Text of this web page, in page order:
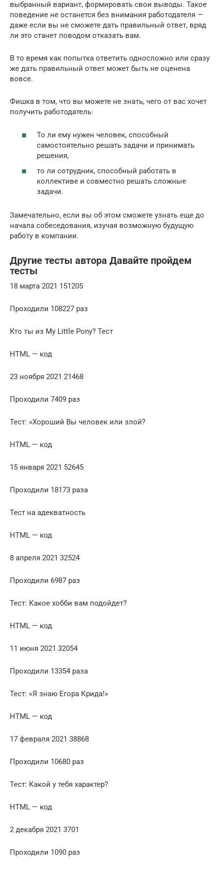
выбранный вариант, формировать свои выводы. Такое
поведение не останется без внимания работодателя —
даже если вы не сможете дать правильный ответ, вряд
ли это станет поводом отказать вам.
В то время как попытка ответить односложно или сразу
же дать правильный ответ может быть не оценена
вовсе.
Фишка в том, что вы можете не знать, чего от вас хочет
получить работодатель:
То ли ему нужен человек, способный
самостоятельно решать задачи и принимать
решения,
то ли сотрудник, способный работать в
коллективе и совместно решать сложные
задачи.
Замечательно, если вы об этом сможете узнать еще до
начала собеседования, изучая возможную будущую
работу в компании.
Другие тесты автора Давайте пройдем
тесты
18 марта 2021 151205
Проходили 108227 раз
Кто ты из My Little Pony? Тест
HTML — код
23 ноября 2021 21468
Проходили 7409 раз
Тест: «Хороший Вы человек или злой?
HTML — код
15 января 2021 52645
Проходили 18173 раза
Тест на адекватность
HTML — код
8 апреля 2021 32524
Проходили 6987 раз
Тест: Какое хобби вам подойдет?
HTML — код
11 июня 2021 32054
Проходили 13354 раза
Тест: «Я знаю Егора Крида!»
HTML — код
17 февраля 2021 38868
Проходили 10680 раз
Тест: Какой у тебя характер?
HTML — код
2 декабря 2021 3701
Проходили 1090 раз